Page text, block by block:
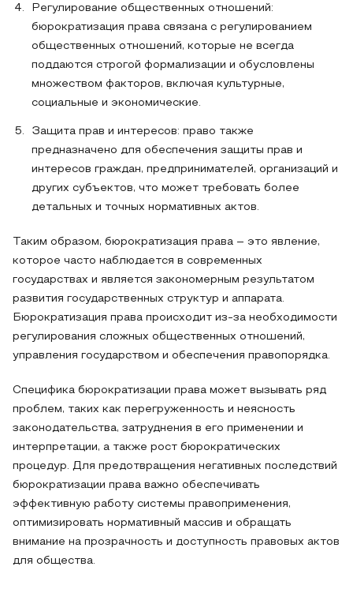
Регулирование общественных отношений:
бюрократизация права связана с регулированием
общественных отношений, которые не всегда
поддаются строгой формализации и обусловлены
множеством факторов, включая культурные,
социальные и экономические.
Защита прав и интересов: право также
предназначено для обеспечения защиты прав и
интересов граждан, предпринимателей, организаций и
других субъектов, что может требовать более
детальных и точных нормативных актов.
Таким образом, бюрократизация права – это явление,
которое часто наблюдается в современных
государствах и является закономерным результатом
развития государственных структур и аппарата.
Бюрократизация права происходит из-за необходимости
регулирования сложных общественных отношений,
управления государством и обеспечения правопорядка.
Специфика бюрократизации права может вызывать ряд
проблем, таких как перегруженность и неясность
законодательства, затруднения в его применении и
интерпретации, а также рост бюрократических
процедур. Для предотвращения негативных последствий
бюрократизации права важно обеспечивать
эффективную работу системы правоприменения,
оптимизировать нормативный массив и обращать
внимание на прозрачность и доступность правовых актов
для общества.